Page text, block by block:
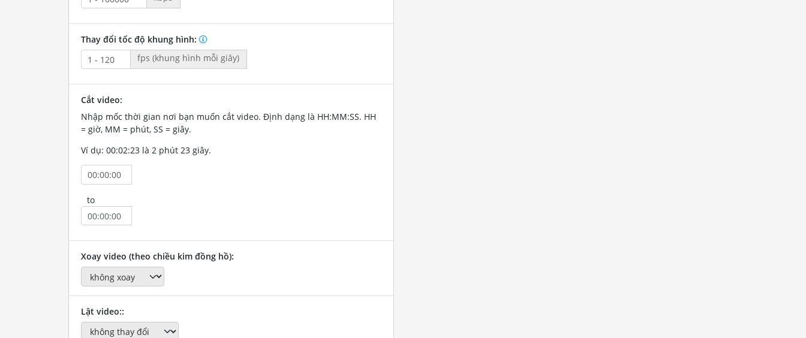
Thay đổi tốc độ khung hình:
fps (khung hình mỗi giây)
Cắt video:
Nhập mốc thời gian nơi bạn muốn cắt video. Định dạng là HH:MM:SS. HH
= giờ, MM = phút, SS = giây.
Ví dụ: 00:02:23 là 2 phút 23 giây.
to
Xoay video (theo chiều kim đồng hồ):
Lật video::